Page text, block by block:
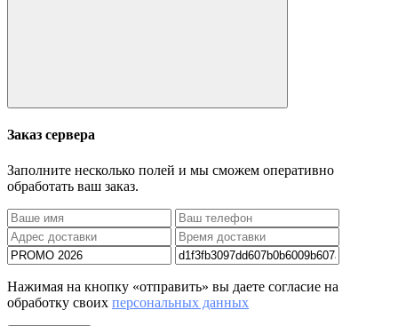
Заказ сервера
Заполните несколько полей и мы сможем оперативно
обработать ваш заказ.
Нажимая на кнопку «отправить» вы даете согласие на
обработку своих персональных данных